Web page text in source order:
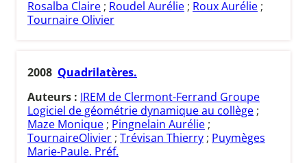
Rosalba Claire ; Roudel Aurélie ; Roux Aurélie ;
Tournaire Olivier
2008 Quadrilatères.
Auteurs : IREM de Clermont-Ferrand Groupe
Logiciel de géométrie dynamique au collège ;
Maze Monique ; Pingnelain Aurélie ;
TournaireOlivier ; Trévisan Thierry ; Puymèges
Marie-Paule. Préf.